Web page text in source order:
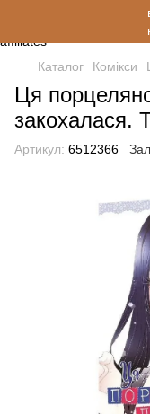
Каталог Комікси
Ця
закохалася.
Артикул: 6512366